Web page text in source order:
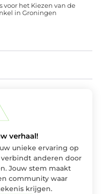
voor het Kiezen van de
in Groningen
verhaal!
unieke ervaring op
anderen door
Jouw stem maakt
community waar
krijgen.